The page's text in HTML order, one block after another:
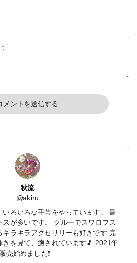
メントを送信する
秋流
@akiru
いろいろな手芸をやっています。 最
スが多いです。 グルーでスワロフス
キラキラアクセサリーも好きです 完
きを見て、癒されています🎵 2021年
売始めました❗